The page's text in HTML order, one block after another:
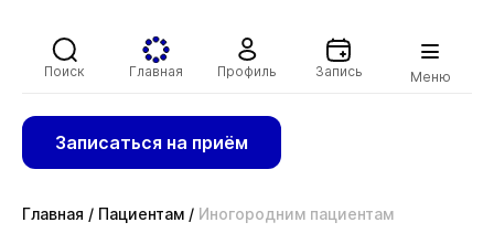
Поиск Главная Профиль Запись Меню
Записаться на приём
Главная / Пациентам / Иногородним пациентам